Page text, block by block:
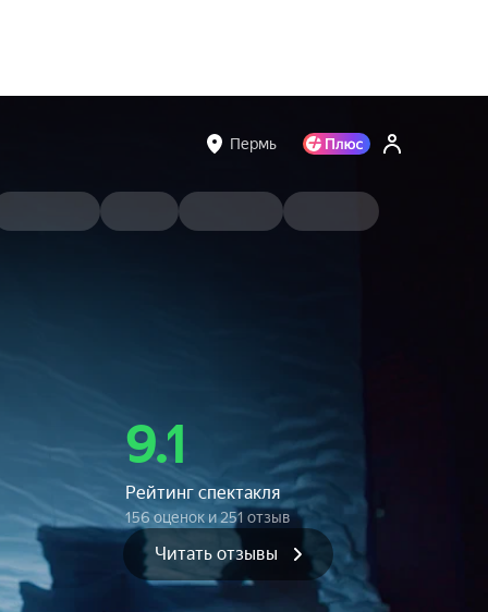
Пермь
9.1
Рейтинг спектакля
156 оценок и 251 отзыв
Читать отзывы